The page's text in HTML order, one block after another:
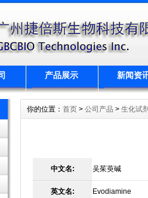
产品展示 新闻资
你的位置： 首页 > 公司产品 > 生化试
中文名: 吴茱萸碱
英文名: Evodiamine